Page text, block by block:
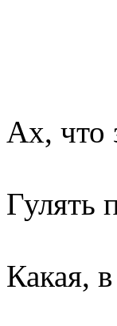
Ах, что
Гулять
Какая,